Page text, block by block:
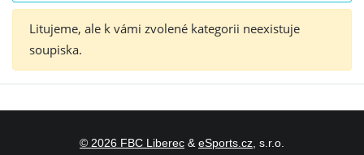
Litujeme, ale k vámi zvolené kategorii neexistuje
soupiska.
© 2026 FBC Liberec & eSports.cz , s.r.o.